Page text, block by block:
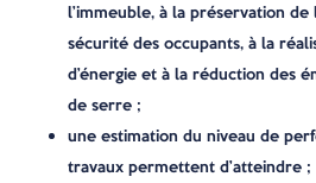
l’immeuble, à la préservation
sécurité des occupants, à la
d’énergie et à la réduction des
de serre ;
une estimation du niveau de
travaux permettent d’atteindre ;